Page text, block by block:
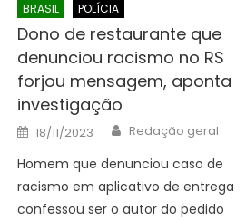
BRASIL POLÍCIA
Dono de restaurante que
denunciou racismo no RS
forjou mensagem, aponta
investigação
Posted
on
18/11/2023 Author
Redação geral
Homem que denunciou caso de
racismo em aplicativo de entrega
confessou ser o autor do pedido